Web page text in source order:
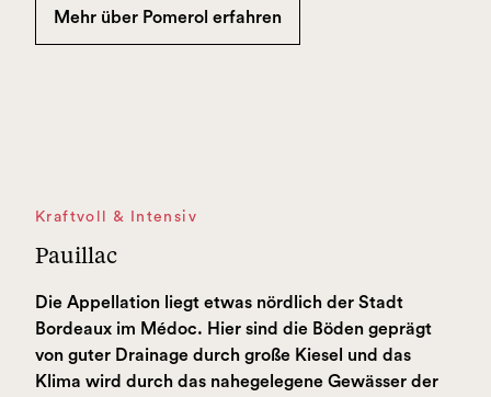
Mehr über Pomerol erfahren
Kraftvoll & Intensiv
Pauillac
Die Appellation liegt etwas nördlich der Stadt
Bordeaux im Médoc. Hier sind die Böden geprägt
von guter Drainage durch große Kiesel und das
Klima wird durch das nahegelegene Gewässer der